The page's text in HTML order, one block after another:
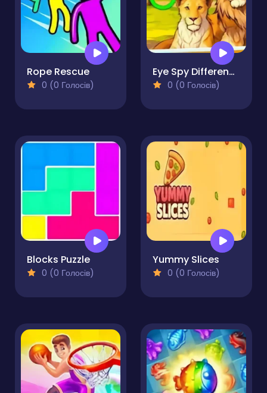
Rope Rescue
0 (0 Голосів)
Eye Spy Difference The Garden
0 (0 Голосів)
Blocks Puzzle
0 (0 Голосів)
Yummy Slices
0 (0 Голосів)